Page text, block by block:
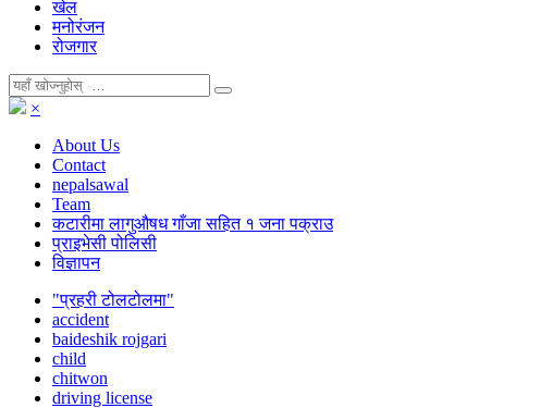
खेल
मनोरंजन
रोजगार
×
About Us
Contact
nepalsawal
Team
कटारीमा लागुऔषध गाँजा सहित १ जना पक्राउ
प्राइभेसी पोलिसी
विज्ञापन
"प्रहरी टोलटोलमा"
accident
baideshik rojgari
child
chitwon
driving license